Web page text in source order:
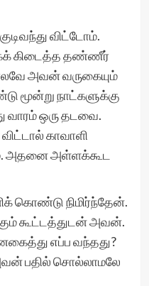
விட்டோம்.
கிடைத்த தண்ணீர்
அவன் வருகையும்
மூன்று நாட்களுக்கு
வாரம் ஒரு தடவை.
காவாளி
அள்ளக்கூட
கொண்டு நிமிர்ந்தேன்.
கூட்டத்துடன் அவன்.
எப்ப வந்தது?
பதில் சொல்லாமலே